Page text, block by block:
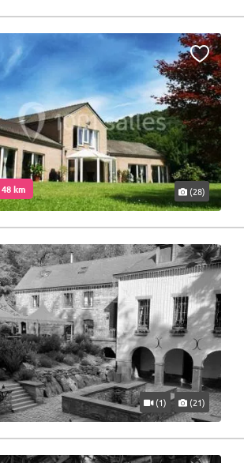
km (28)
(1) (21)